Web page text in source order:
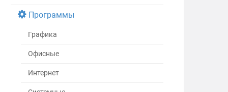
Программы
Графика
Офисные
Интернет